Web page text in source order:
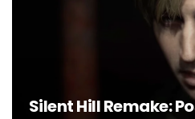
Silent Hill Remake: